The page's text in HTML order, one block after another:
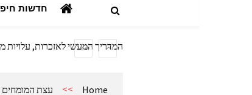
חדשות
המדריך הצרכני המלא: כך
המדריך המעשי לאזכרות, עלויות
אשפוז פסיכיאטרי ביתי: הגישה
Home
>> עצת המומחים